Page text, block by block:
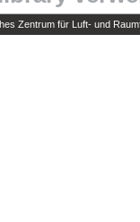
Zentrum für Luft- und